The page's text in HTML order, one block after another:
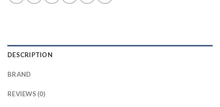
DESCRIPTION
BRAND
REVIEWS (0)